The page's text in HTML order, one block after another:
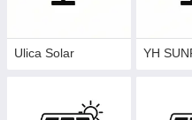
Ulica Solar YH